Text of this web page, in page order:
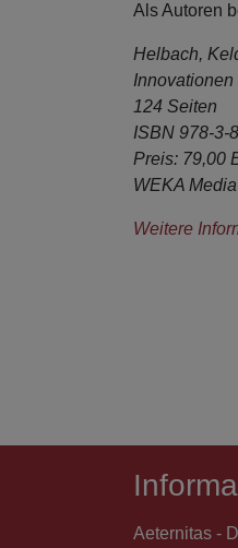
Als Autoren
Helbach,
124 Seiten
ISBN 978-3-
Preis: 79,00
WEKA Media
Weitere
Aeternitas -